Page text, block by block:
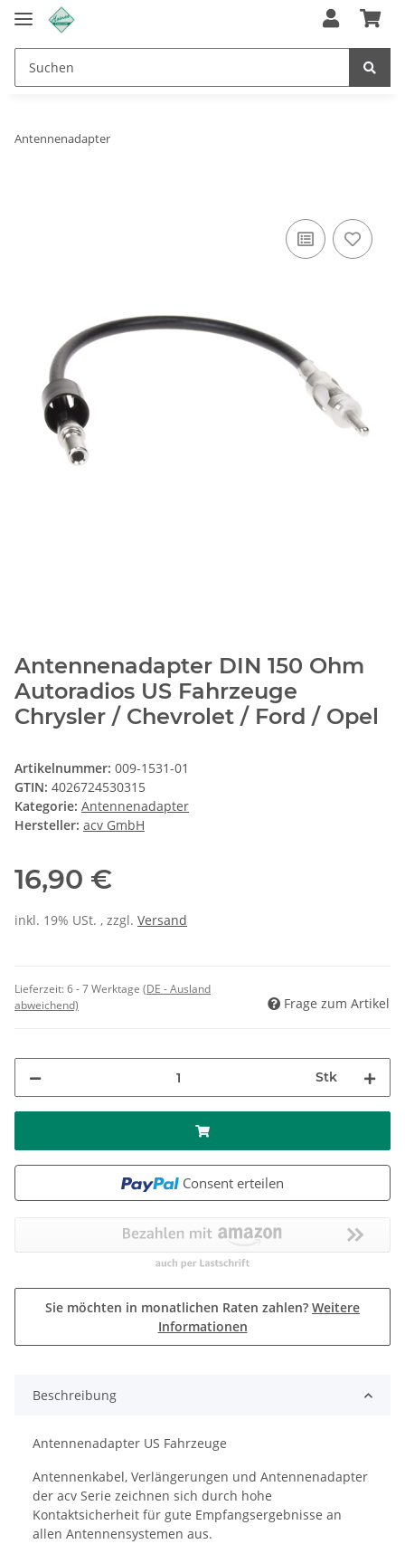
Antennenadapter
Antennenadapter DIN 150 Ohm
Autoradios US Fahrzeuge
Chrysler / Chevrolet / Ford / Opel
Artikelnummer: 009-1531-01
GTIN: 4026724530315
Kategorie: Antennenadapter
Hersteller: acv GmbH
16,90 €
inkl. 19% USt. , zzgl. Versand
Lieferzeit:6 - 7 Werktage (DE - Ausland
abweichend)
Frage zum Artikel
Stk
Consent erteilen
Sie möchten in monatlichen Raten zahlen? Weitere
Informationen
Beschreibung
Antennenadapter US Fahrzeuge
Antennenkabel, Verlängerungen und Antennenadapter
der acv Serie zeichnen sich durch hohe
Kontaktsicherheit für gute Empfangsergebnisse an
allen Antennensystemen aus.